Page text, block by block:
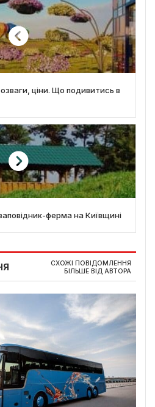
ціни. Що подивитись в
ферма на Київщині
СХОЖІ ПОВІДОМЛЕННЯ
БІЛЬШЕ ВІД АВТОРА